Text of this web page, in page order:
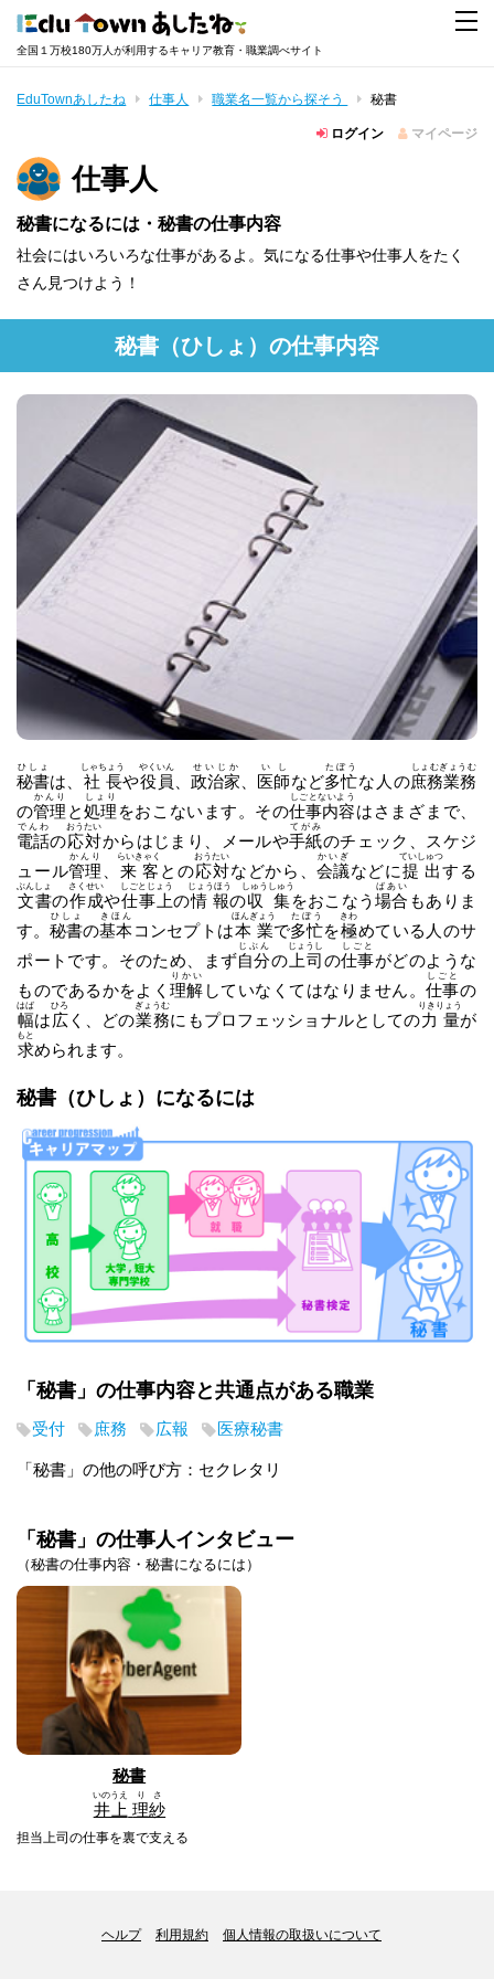
全国１万校180万人が利用するキャリア教育・職業調べサイト
EduTownあしたね 仕事人 職業名一覧から探そう 秘書
ログイン マイページ
仕事人
秘書になるには・秘書の仕事内容
社会にはいろいろな仕事があるよ。気になる仕事や仕事人をたく
さん見つけよう！
秘書 （ひしょ） の仕事内容
秘書
ひしょ
は、 社長
しゃちょう
や役員
やくいん
、政治家
せいじか
医師
いし
など多忙
たぼう
な人の庶務業務
しょむぎょうむ
の管理
かんり
と処理
しょり
をおこないます。その仕事内容
しごとないよう
はさまざまで、
電話
でんわ
の応対
おうたい
からはじまり、メールや手紙
てがみ
のチェック、スケジ
ュール管理
かんり
来客
らいきゃく
との応対
おうたい
などから、会議
かいぎ
などに提出
ていしゅつ
する
文書
ぶんしょ
の作成
さくせい
や仕事上
しごとじょう
の情報
じょうほう
の収集
しゅうしゅう
をおこなう場合
ばあい
もありま
す。秘書
ひしょ
の基本
きほん
コンセプトは本業
ほんぎょう
で多忙
たぼう
を極
きわ
めている人のサ
ポートです。そのため、まず自分
じぶん
の 上司
じょうし
の仕事
しごと
がどのような
ものであるかをよく理解
りかい
していなくてはなりません。仕事
しごと
の
幅
はば
は広
ひろ
く、どの業務
ぎょうむ
にもプロフェッショナルとしての力量
りきりょう
が
求
もと
められます。
秘書 （ひしょ） になるには
「秘書」の仕事内容と共通点がある職業
受付 庶務 広報 医療秘書
「秘書」の他の呼び方：セクレタリ
「秘書」の仕事人インタビュー
（秘書の仕事内容・秘書になるには）
秘書
井上
いのうえ
理紗
りさ
担当上司の仕事を裏で支える
ヘルプ 利用規約 個人情報の取扱いについて